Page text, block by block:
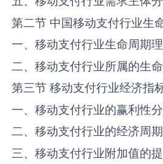
第二节 中国移动支付行业生
一、移动支付行业生命周期
二、移动支付行业所属的生
第三节 移动支付行业经济指
一、移动支付行业的赢利性
二、移动支付行业的经济周
三、移动支付行业附加值的